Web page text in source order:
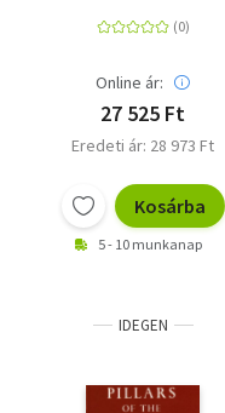
Online ár:
27 525 Ft
Eredeti ár: 28 973 Ft
Kosárba
5 - 10 munkanap
IDEGEN